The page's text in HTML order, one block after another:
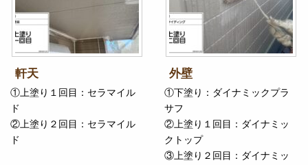
軒天
①上塗り１回目：セラマイル
ド
②上塗り２回目：セラマイル
ド
外壁
①下塗り：ダイナミックプラ
サフ
②上塗り１回目：ダイナミッ
クトップ
③上塗り２回目：ダイナミッ